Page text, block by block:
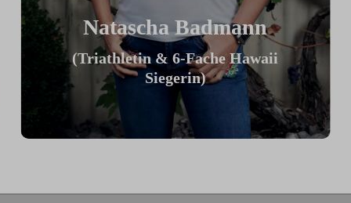
Natascha Badmann
(Triathletin & 6-Fache Hawaii
Siegerin)
„Ich finde mein ICG Bike großartig,
weil ich es meiner TT Position optimal